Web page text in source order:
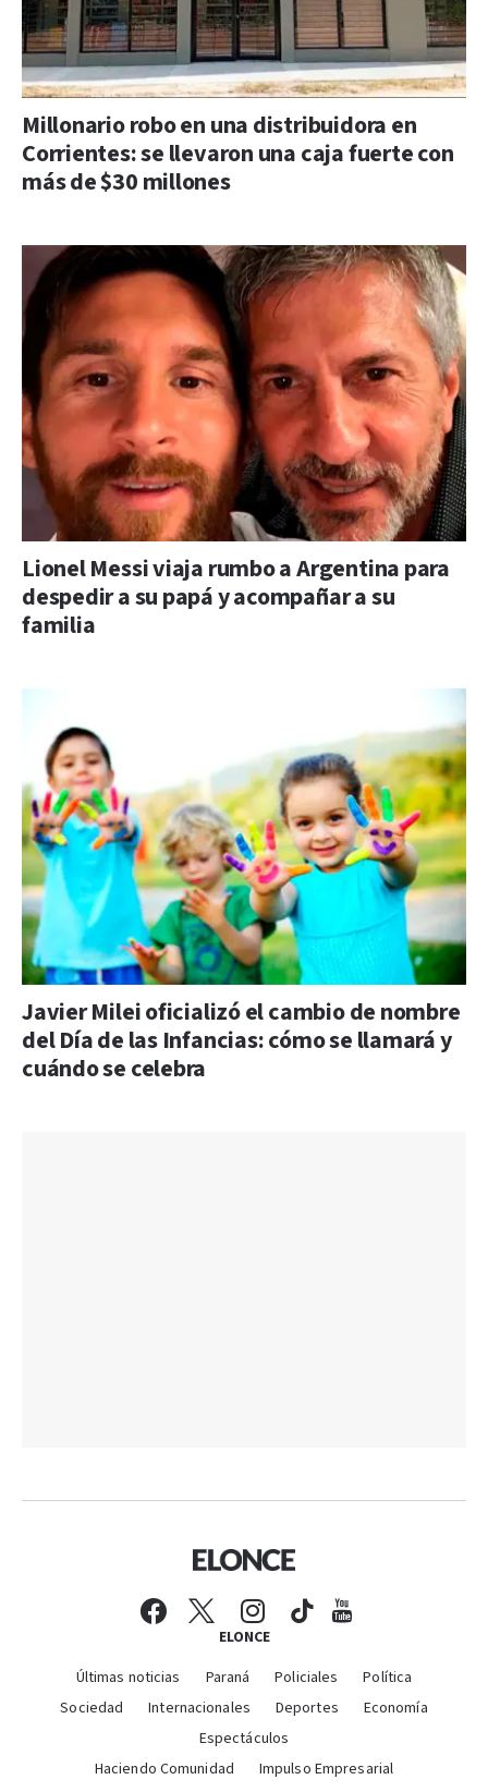
Millonario robo en una distribuidora en
Corrientes: se llevaron una caja fuerte con
más de $30 millones
Lionel Messi viaja rumbo a Argentina para
despedir a su papá y acompañar a su
familia
Javier Milei oficializó el cambio de nombre
del Día de las Infancias: cómo se llamará y
cuándo se celebra
ELONCE
Últimas noticias Paraná Policiales
Política
Sociedad
Internacionales Deportes
Economía
Espectáculos
Haciendo Comunidad
Impulso Empresarial